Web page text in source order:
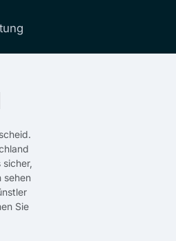
sicher,
sehen
Sie